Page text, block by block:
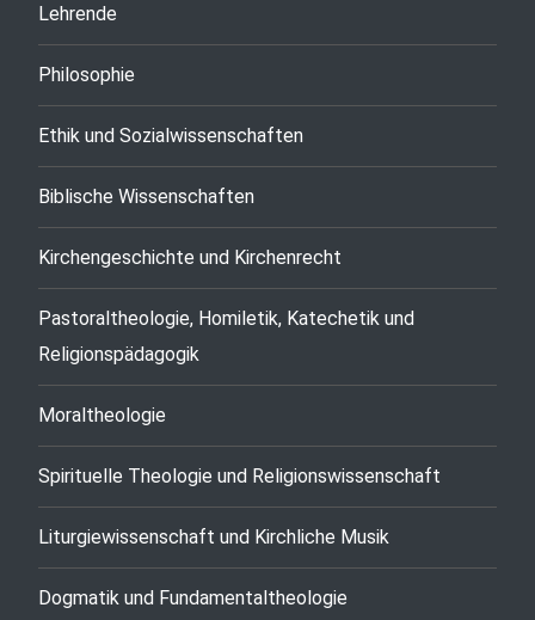
Lehrende
Philosophie
Ethik und Sozialwissenschaften
Biblische Wissenschaften
Kirchengeschichte und Kirchenrecht
Pastoraltheologie, Homiletik, Katechetik und
Religionspädagogik
Moraltheologie
Spirituelle Theologie und Religionswissenschaft
Liturgiewissenschaft und Kirchliche Musik
Dogmatik und Fundamentaltheologie